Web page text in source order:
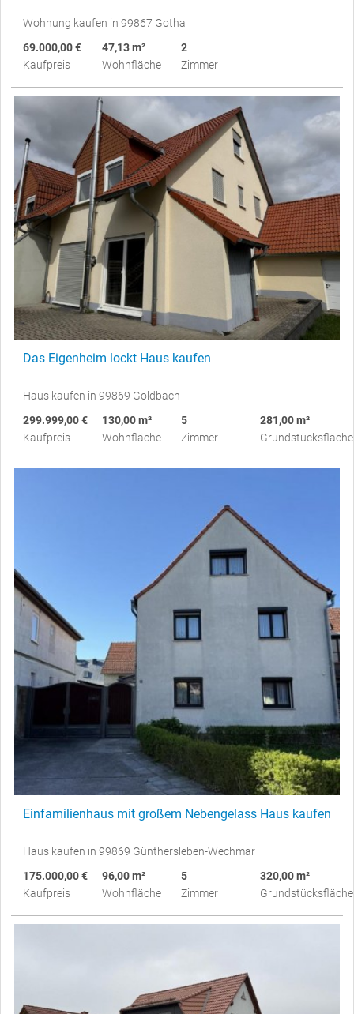
Wohnung kaufen in 99867 Gotha
69.000,00 €
Kaufpreis
47,13 m²
Wohnfläche
2
Zimmer
Das Eigenheim lockt Haus kaufen
Haus kaufen in 99869 Goldbach
299.999,00 €
Kaufpreis
130,00 m²
Wohnfläche
5
Zimmer
281,00 m²
Grundstücksfläche
Einfamilienhaus mit großem Nebengelass Haus kaufen
Haus kaufen in 99869 Günthersleben-Wechmar
175.000,00 €
Kaufpreis
96,00 m²
Wohnfläche
5
Zimmer
320,00 m²
Grundstücksfläche